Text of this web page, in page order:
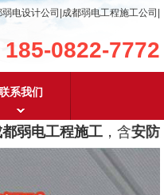
电设计公司|成都弱电工程施工公司|
185-0822-7772
系我们
弱电工程施工，含安防